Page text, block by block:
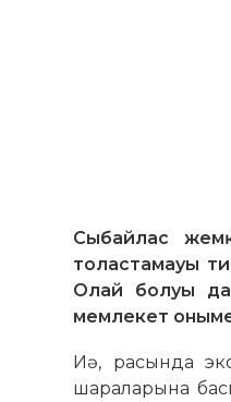
Сыбайлас
толастамауы
Олай болуы да
мемлекет
Иә, расында
шараларына